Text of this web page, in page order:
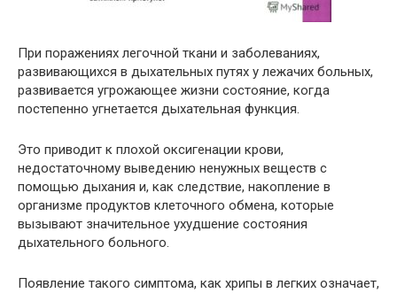
При поражениях легочной ткани и заболеваниях,
развивающихся в дыхательных путях у лежачих больных,
развивается угрожающее жизни состояние, когда
постепенно угнетается дыхательная функция.
Это приводит к плохой оксигенации крови,
недостаточному выведению ненужных веществ с
помощью дыхания и, как следствие, накопление в
организме продуктов клеточного обмена, которые
вызывают значительное ухудшение состояния
дыхательного больного.
Появление такого симптома, как хрипы в легких означает,